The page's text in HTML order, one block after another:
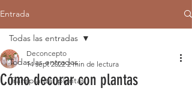
Entrada
Todas las entradas
Transplantar plantas
Todas las entradas
Cómo decorar con plantas
Deconcepto
14 sept 2022 2 min de lectura